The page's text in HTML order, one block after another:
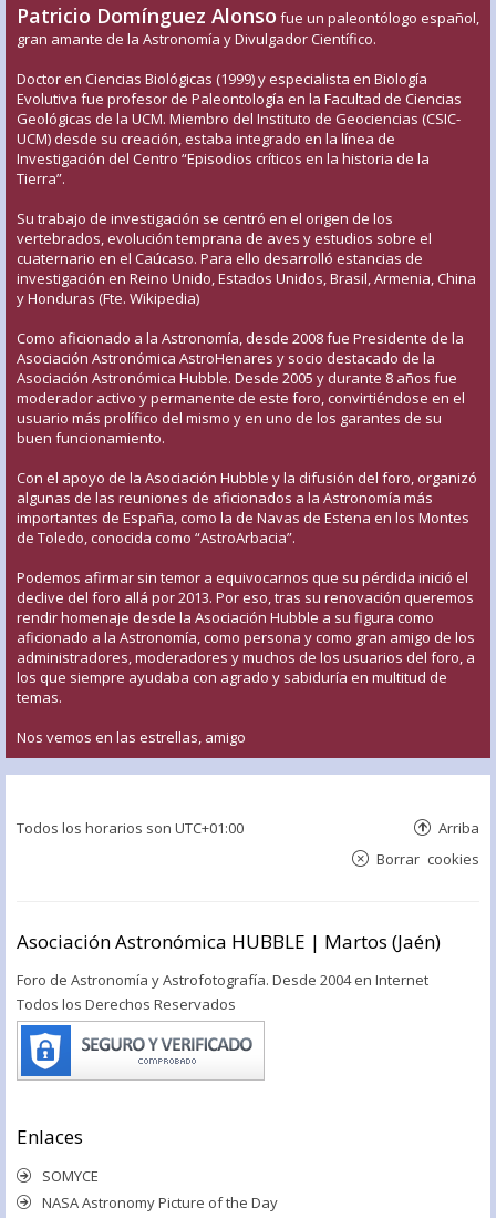
Patricio Domínguez Alonso fue un paleontólogo español,
gran amante de la Astronomía y Divulgador Científico.
Doctor en Ciencias Biológicas (1999) y especialista en Biología
Evolutiva fue profesor de Paleontología en la Facultad de Ciencias
Geológicas de la UCM. Miembro del Instituto de Geociencias (CSIC-
UCM) desde su creación, estaba integrado en la línea de
Investigación del Centro “Episodios críticos en la historia de la
Tierra”.
Su trabajo de investigación se centró en el origen de los
vertebrados, evolución temprana de aves y estudios sobre el
cuaternario en el Caúcaso. Para ello desarrolló estancias de
investigación en Reino Unido, Estados Unidos, Brasil, Armenia, China
y Honduras (Fte. Wikipedia)
Como aficionado a la Astronomía, desde 2008 fue Presidente de la
Asociación Astronómica AstroHenares y socio destacado de la
Asociación Astronómica Hubble. Desde 2005 y durante 8 años fue
moderador activo y permanente de este foro, convirtiéndose en el
usuario más prolífico del mismo y en uno de los garantes de su
buen funcionamiento.
Con el apoyo de la Asociación Hubble y la difusión del foro, organizó
algunas de las reuniones de aficionados a la Astronomía más
importantes de España, como la de Navas de Estena en los Montes
de Toledo, conocida como “AstroArbacia”.
Podemos afirmar sin temor a equivocarnos que su pérdida inició el
declive del foro allá por 2013. Por eso, tras su renovación queremos
rendir homenaje desde la Asociación Hubble a su figura como
aficionado a la Astronomía, como persona y como gran amigo de los
administradores, moderadores y muchos de los usuarios del foro, a
los que siempre ayudaba con agrado y sabiduría en multitud de
temas.
Nos vemos en las estrellas, amigo
Todos los horarios son UTC+01:00 Arriba
Borrar cookies
Asociación Astronómica HUBBLE | Martos (Jaén)
Foro de Astronomía y Astrofotografía. Desde 2004 en Internet
Todos los Derechos Reservados
Enlaces
SOMYCE
NASA Astronomy Picture of the Day